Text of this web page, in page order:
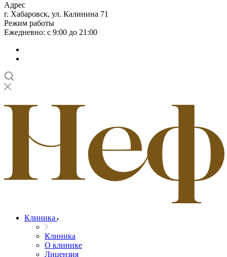
Адрес
г. Хабаровск, ул. Калинина 71
Режим работы
Ежедневно: с 9:00 до 21:00
Клиника
Клиника
О клинике
Лицензия